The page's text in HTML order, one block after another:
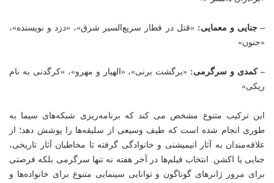
– جنایی و معمایی:«قتل در قطار سریع‌السیر شرق»، «دزد و نویسنده»،
«جنون»
– کمدی و سرگرمی: «برگشت برنی»، «الهیار و مهرو»، «کرگدنی به نام
ریکی»
این ترکیب متنوع مشخص می کند که برنامه‌ریزی شبکه‌های سیما به
طوری انجام شده است که طیف وسیعی از سلیقه‌ها را پوشش دهد؛ از
علاقه‌مندان به آثار انیمیشنی و خانوادگی گرفته تا مخاطبان آثار تاریخی،
جنایی یا اکشن. انتخاب فیلم‌ها در آخر هفته نه تنها سرگرمی بلکه فرصتی
برای مرور ژانرهای گوناگون و توانایی سینمایی متنوع برای خانواده‌ها و